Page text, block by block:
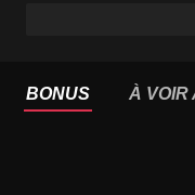
BONUS À VOIR